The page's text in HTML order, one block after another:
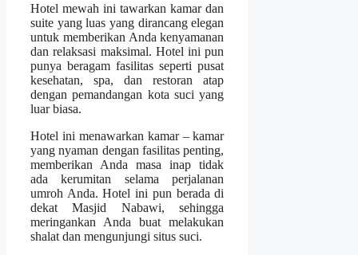
Hotel mewah ini tawarkan kamar dan
suite yang luas yang dirancang elegan
untuk memberikan Anda kenyamanan
dan relaksasi maksimal. Hotel ini pun
punya beragam fasilitas seperti pusat
kesehatan, spa, dan restoran atap
dengan pemandangan kota suci yang
luar biasa.
Hotel ini menawarkan kamar – kamar
yang nyaman dengan fasilitas penting,
memberikan Anda masa inap tidak
ada kerumitan selama perjalanan
umroh Anda. Hotel ini pun berada di
dekat Masjid Nabawi, sehingga
meringankan Anda buat melakukan
shalat dan mengunjungi situs suci.